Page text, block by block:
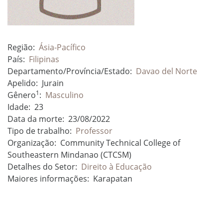
Região: Ásia-Pacífico
País: Filipinas
Departamento/Província/Estado: Davao del Norte
Apelido: Jurain
Gênero1: Masculino
Idade: 23
Data da morte: 23/08/2022
Tipo de trabalho: Professor
Organização: Community Technical College of
Southeastern Mindanao (CTCSM)
Detalhes do Setor: Direito à Educação
Maiores informações: Karapatan